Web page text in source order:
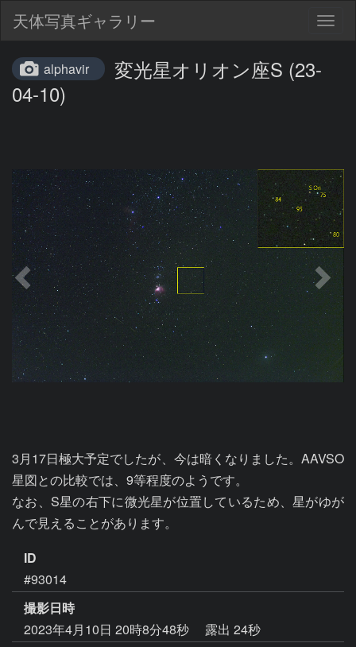
天体写真ギャラリー
alphavir
変光星オリオン座S (23-
04-10)
3月17日極大予定でしたが、今は暗くなりました。AAVSO
星図との比較では、9等程度のようです。
なお、S星の右下に微光星が位置しているため、星がゆが
んで見えることがあります。
ID
#93014
撮影日時
2023年4月10日 20時8分48秒
露出 24秒